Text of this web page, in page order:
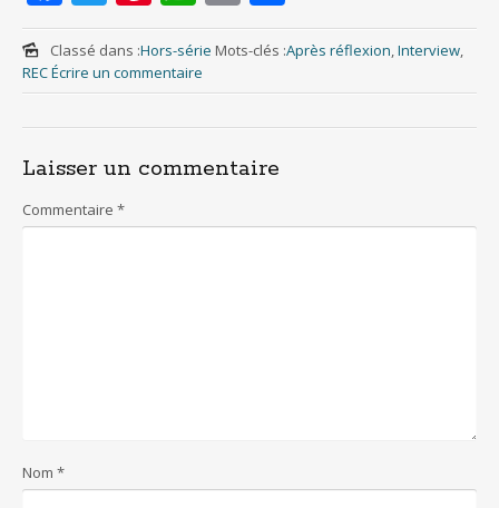
ac
e
b
o
o
k
w
itt
er
nt
er
e
st
h
at
s
A
p
m
ai
l
h
ar
e
Classé dans :Hors-série Mots-clés :Après réflexion,Interview,
RECÉcrire un commentaire
Laisser un commentaire
Commentaire *
Nom *